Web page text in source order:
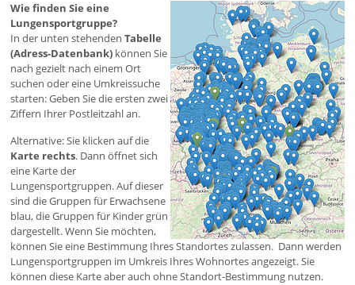
Wie finden Sie eine
Lungensportgruppe?
In der unten stehenden Tabelle
(Adress-Datenbank) können Sie
nach gezielt nach einem Ort
suchen oder eine Umkreissuche
starten: Geben Sie die ersten zwei
Ziffern Ihrer Postleitzahl an.
Alternative: Sie klicken auf die
Karte rechts. Dann öffnet sich
eine Karte der
Lungensportgruppen. Auf dieser
sind die Gruppen für Erwachsene
blau, die Gruppen für Kinder grün
dargestellt. Wenn Sie möchten,
können Sie eine Bestimmung Ihres Standortes zulassen. Dann werden
Lungensportgruppen im Umkreis Ihres Wohnortes angezeigt. Sie
können diese Karte aber auch ohne Standort-Bestimmung nutzen.